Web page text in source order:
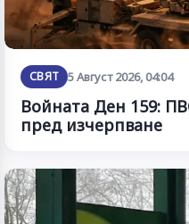
СВЯТ 5 Август 2026, 04:04
Войната Ден 159:
пред изчерпване